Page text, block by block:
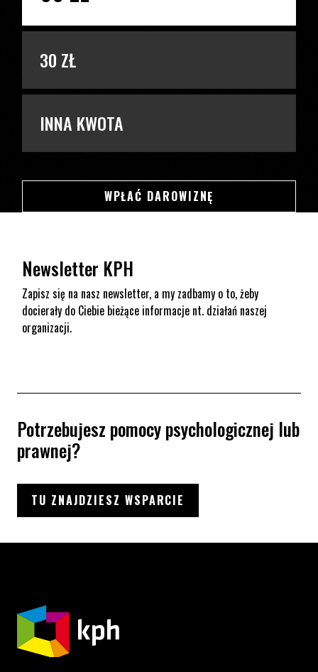
30 ZŁ
INNA KWOTA
WPŁAĆ DAROWIZNĘ
Newsletter KPH
Zapisz się na nasz newsletter, a my zadbamy o to, żeby
docierały do Ciebie bieżące informacje nt. działań naszej
organizacji.
Potrzebujesz pomocy psychologicznej lub
prawnej?
TU ZNAJDZIESZ WSPARCIE